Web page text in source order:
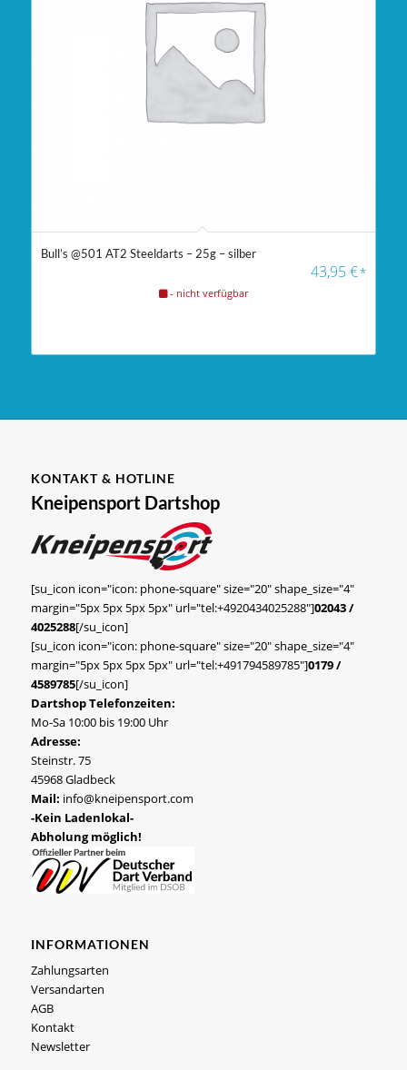
Bull’s @501 AT2 Steeldarts – 25g – silber
43,95€*
- nicht verfügbar
KONTAKT & HOTLINE
Kneipensport Dartshop
[su_icon icon="icon: phone-square" size="20" shape_size="4"
margin="5px 5px 5px 5px" url="tel:+4920434025288"]02043 /
4025288[/su_icon]
[su_icon icon="icon: phone-square" size="20" shape_size="4"
margin="5px 5px 5px 5px" url="tel:+491794589785"]0179 /
4589785[/su_icon]
Dartshop Telefonzeiten:
Mo-Sa 10:00 bis 19:00 Uhr
Adresse:
Steinstr. 75
45968 Gladbeck
Mail: info@kneipensport.com
-Kein Ladenlokal-
Abholung möglich!
INFORMATIONEN
Zahlungsarten
Versandarten
AGB
Kontakt
Newsletter